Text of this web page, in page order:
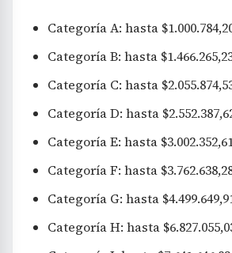
Categoría A: hasta
Categoría B: hasta
Categoría C: hasta
Categoría D: hasta
Categoría E: hasta
Categoría F: hasta
Categoría G: hasta
Categoría H: hasta